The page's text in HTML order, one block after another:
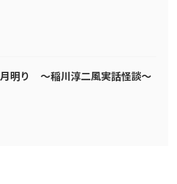
月明り ～稲川淳二風実話怪談～